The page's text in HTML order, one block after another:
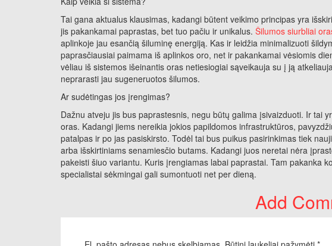
Tai gana aktualus klausimas, kadangi būtent veikimo principas yra
jis pakankamai paprastas, bet tuo pačiu ir unikalus. Šilumos siurbliai
aplinkoje jau esančią šiluminę energiją. Kas ir leidžia minimalizuoti
paprasčiausiai paimama iš aplinkos oro, net ir pakankamai vėsiomis
vėliau iš sistemos išeinantis oras netiesiogiai sąveikauja su į ją
neprarasti jau sugeneruotos šilumos.
Ar sudėtingas jos įrengimas?
Dažnu atveju jis bus paprastesnis, negu būtų galima įsivaizduoti. Ir tai
oras. Kadangi jiems nereikia jokios papildomos infrastruktūros,
patalpas ir po jas pasiskirsto. Todėl tai bus puikus pasirinkimas tiek
arba išskirtiniams senamiesčio butams. Kadangi juos neretai nėra
pakeisti šiuo variantu. Kuris įrengiamas labai paprastai. Tam pakanka
specialistai sėkmingai gali sumontuoti net per dieną.
Add